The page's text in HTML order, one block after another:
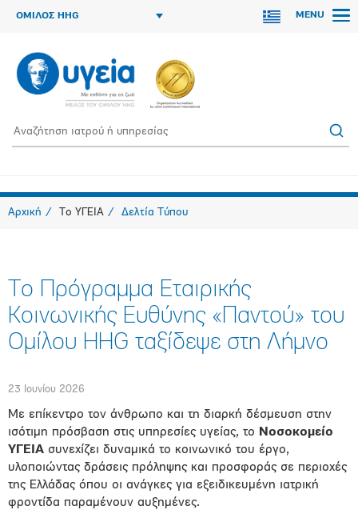
ΟΜΙΛΟΣ HHG MENU
Αρχική Το ΥΓΕΙΑ Δελτία Τύπου
Το Πρόγραμμα Εταιρικής
Κοινωνικής Ευθύνης «Παντού» του
Ομίλου HHG ταξίδεψε στη Λήμνο
23 Ιουνίου 2026
Με επίκεντρο τον άνθρωπο και τη διαρκή δέσμευση στην
ισότιμη πρόσβαση στις υπηρεσίες υγείας, το Νοσοκομείο
ΥΓΕΙΑ συνεχίζει δυναμικά το κοινωνικό του έργο,
υλοποιώντας δράσεις πρόληψης και προσφοράς σε περιοχές
της Ελλάδας όπου οι ανάγκες για εξειδικευμένη ιατρική
φροντίδα παραμένουν αυξημένες.